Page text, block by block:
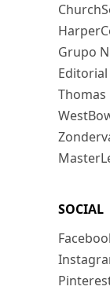
Grupo
Editorial
Thomas
SOCIAL